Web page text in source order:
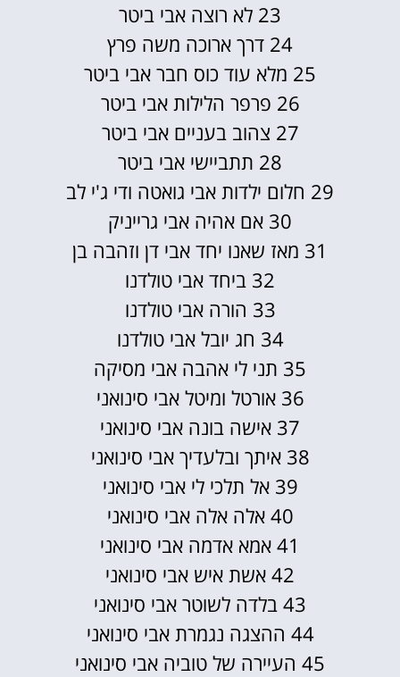
23 לא רוצה אבי ביטר
24 דרך ארוכה משה פרץ
25 מלא עוד כוס חבר אבי ביטר
26 פרפר הלילות אבי ביטר
27 צהוב בעניים אבי ביטר
28 תתביישי אבי ביטר
29 חלום ילדות אבי גואטה ודי ג'י לב
30 אם אהיה אבי גרייניק
31 מאז שאנו יחד אבי דן וזהבה בן
32 ביחד אבי טולדנו
33 הורה אבי טולדנו
34 חג יובל אבי טולדנו
35 תני לי אהבה אבי מסיקה
36 אורטל ומיטל אבי סינואני
37 אישה בונה אבי סינואני
38 איתך ובלעדיך אבי סינואני
39 אל תלכי לי אבי סינואני
40 אלה אלה אבי סינואני
41 אמא אדמה אבי סינואני
42 אשת איש אבי סינואני
43 בלדה לשוטר אבי סינואני
44 ההצגה נגמרת אבי סינואני
45 העיירה של טוביה אבי סינואני